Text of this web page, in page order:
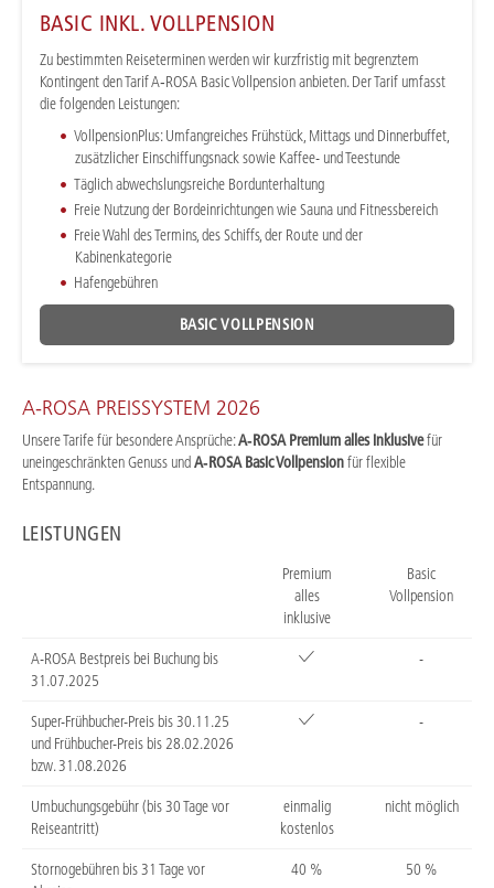
BASIC INKL. VOLLPENSION
Zu bestimmten Reiseterminen werden wir kurzfristig mit begrenztem
Kontingent den Tarif A‑ROSA Basic Vollpension anbieten. Der Tarif umfasst
die folgenden Leistungen:
VollpensionPlus: Umfangreiches Frühstück, Mittags und Dinnerbuffet,
zusätzlicher Einschiffungsnack sowie Kaffee- und Teestunde
Täglich abwechslungsreiche Bordunterhaltung
Freie Nutzung der Bordeinrichtungen wie Sauna und Fitnessbereich
Freie Wahl des Termins, des Schiffs, der Route und der
Kabinenkategorie
Hafengebühren
BASIC VOLLPENSION
A-ROSA PREISSYSTEM 2026
Unsere Tarife für besondere Ansprüche:A‑ROSA Premium alles inklusivefür
uneingeschränkten Genuss undA‑ROSA Basic Vollpensionfür flexible
Entspannung.
LEISTUNGEN
Premium
alles
inklusive
Basic
Vollpension
A-ROSA Bestpreis bei Buchung bis
31.07.2025
-
Super-Frühbucher-Preis bis 30.11.25
und Frühbucher-Preis bis 28.02.2026
bzw. 31.08.2026
-
Umbuchungsgebühr (bis 30 Tage vor
Reiseantritt)
einmalig
kostenlos
nicht möglich
Stornogebühren bis 31 Tage vor
40 % 50 %